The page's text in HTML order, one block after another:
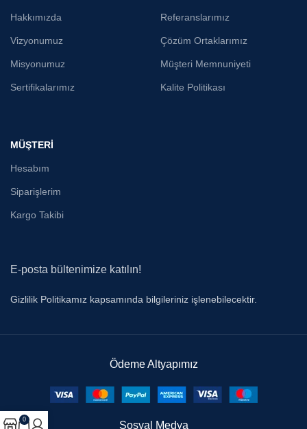
Hakkımızda
Vizyonumuz
Misyonumuz
Sertifikalarımız
Referanslarımız
Çözüm Ortaklarımız
Müşteri Memnuniyeti
Kalite Politikası
MÜŞTERİ
Hesabım
Siparişlerim
Kargo Takibi
E-posta bültenimize katılın!
Gizlilik Politikamız kapsamında bilgileriniz işlenebilecektir.
Ödeme Altyapımız
Sosyal Medya
0